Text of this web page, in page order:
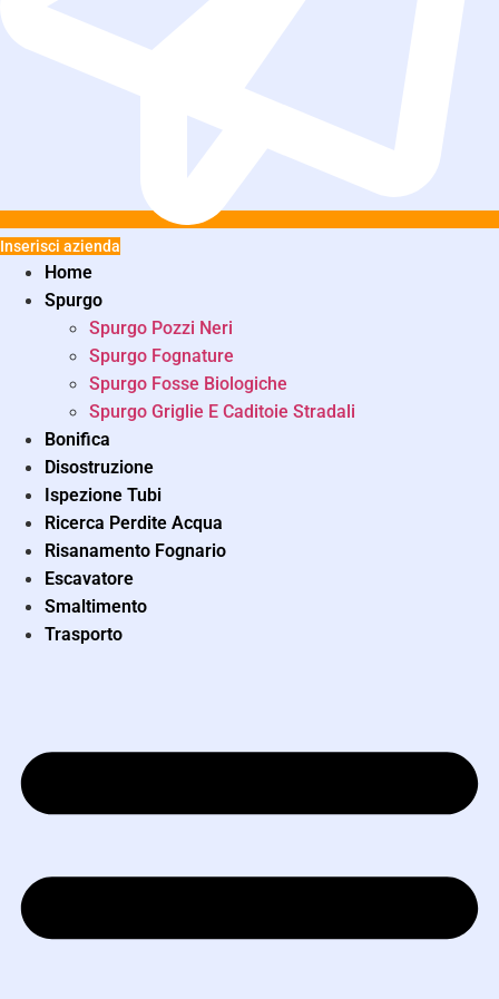
Inserisci azienda
Home
Spurgo
Spurgo Pozzi Neri
Spurgo Fognature
Spurgo Fosse Biologiche
Spurgo Griglie E Caditoie Stradali
Bonifica
Disostruzione
Ispezione Tubi
Ricerca Perdite Acqua
Risanamento Fognario
Escavatore
Smaltimento
Trasporto